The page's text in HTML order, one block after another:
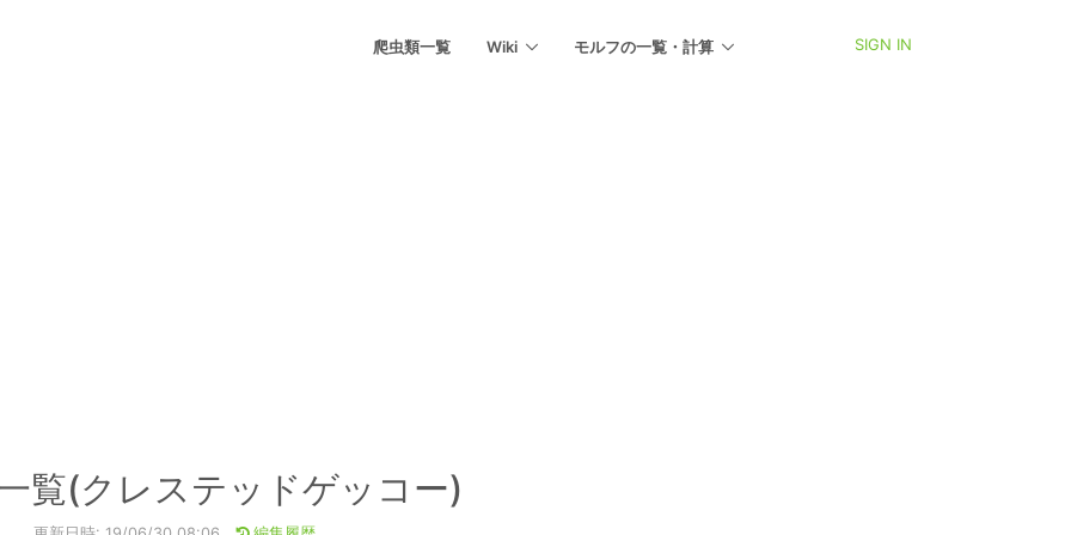
爬虫類一覧 Wiki モルフの一覧・計算 SIGN IN
覧(クレステッドゲッコー)